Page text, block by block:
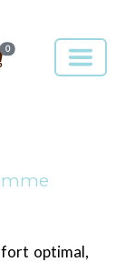
0
optimal,